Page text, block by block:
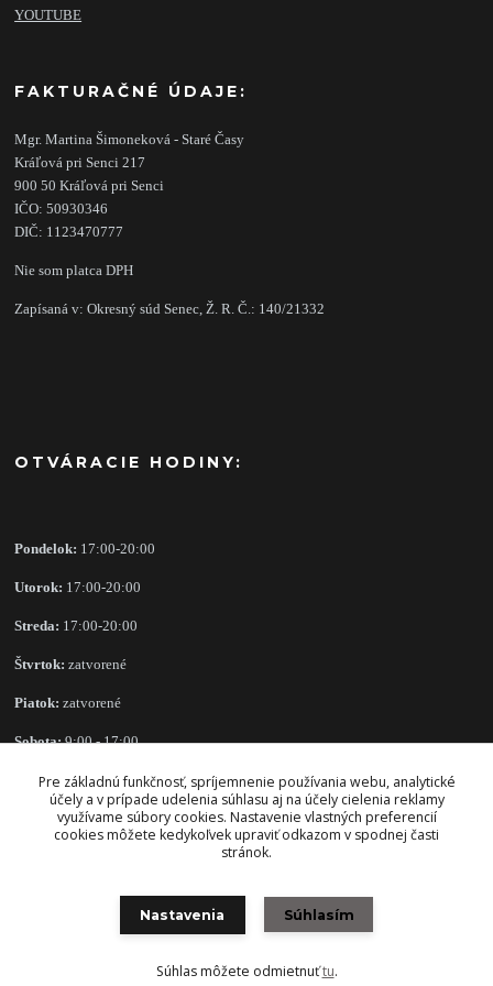
YOUTUBE
FAKTURAČNÉ ÚDAJE:
Mgr. Martina Šimoneková - Staré Časy
Kráľová pri Senci 217
900 50 Kráľová pri Senci
IČO: 50930346
DIČ: 1123470777
Nie som platca DPH
Zapísaná v: Okresný súd Senec, Ž. R. Č.: 140/21332
OTVÁRACIE HODINY:
Pondelok: 17:00-20:00
Utorok: 17:00-20:00
Streda: 17:00-20:00
Štvrtok: zatvorené
Piatok: zatvorené
Sobota:9:00 - 17:00
Nedeľa: zatvorené
Vytvorené na Eshop-rychlo.sk
Pre základnú funkčnosť, spríjemnenie používania webu, analytické
účely a v prípade udelenia súhlasu aj na účely cielenia reklamy
využívame súbory cookies. Nastavenie vlastných preferencií
cookies môžete kedykoľvek upraviť odkazom v spodnej časti
stránok.
Nastavenia Súhlasím
Súhlas môžete odmietnuťtu.